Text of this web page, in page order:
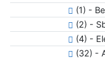
(1) -
(2) -
(4) -
(32) -